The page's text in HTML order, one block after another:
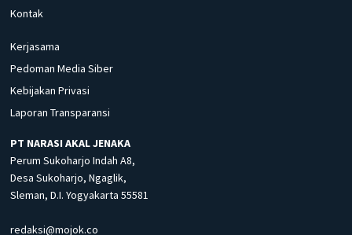
Kontak
Kerjasama
Pedoman Media Siber
Kebijakan Privasi
Laporan Transparansi
PT NARASI AKAL JENAKA
Perum Sukoharjo Indah A8,
Desa Sukoharjo, Ngaglik,
Sleman, D.I. Yogyakarta 55581
redaksi@mojok.co